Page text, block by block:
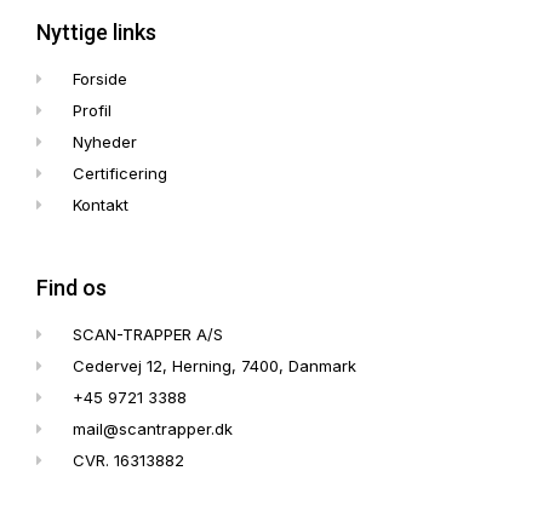
Nyttige links
Forside
Profil
Nyheder
Certificering
Kontakt
Find os
SCAN-TRAPPER A/S
Cedervej 12, Herning, 7400, Danmark
+45 9721 3388
mail@scantrapper.dk
CVR. 16313882